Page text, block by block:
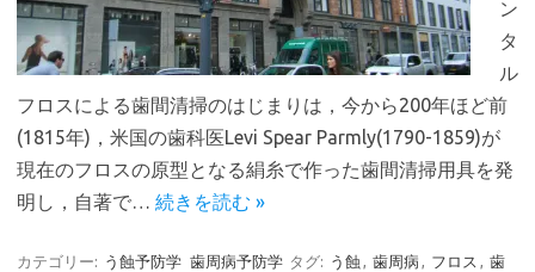
ン
タ
ル
フロスによる歯間清掃のはじまりは，今から200年ほど前
(1815年)，米国の歯科医Levi Spear Parmly(1790-1859)が
現在のフロスの原型となる絹糸で作った歯間清掃用具を発
明し，自著で… 続きを読む »
カテゴリー: う蝕予防学 歯周病予防学 タグ: う蝕 , 歯周病 , フロス , 歯